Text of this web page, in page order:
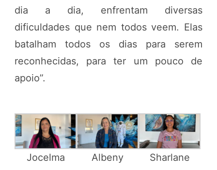
dia a dia, enfrentam diversas
dificuldades que nem todos veem. Elas
batalham todos os dias para serem
reconhecidas, para ter um pouco de
apoio”.
Jocelma
Albeny
Sharlane